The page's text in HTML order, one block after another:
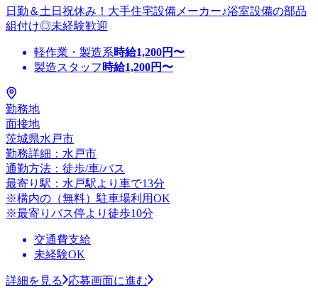
日勤＆土日祝休み！大手住宅設備メーカー♪浴室設備の部品
組付け◎未経験歓迎
軽作業・製造系時給1,200円〜
製造スタッフ 時給1,200円〜
勤務地
面接地
茨城県水戸市
勤務詳細：水戸市
通勤方法：徒歩/車/バス
最寄り駅：水戸駅より車で13分
※構内の（無料）駐車場利用OK
※最寄りバス停より徒歩10分
交通費支給
未経験OK
詳細を見る
応募画面に進む